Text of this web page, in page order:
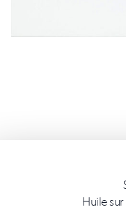
Huile